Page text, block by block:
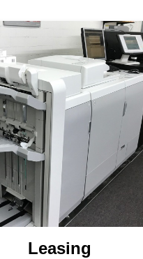
Leasing